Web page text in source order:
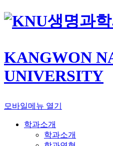
생명과
KANGWON
UNIVERSITY
모바일메뉴 열기
학과소개
학과소개